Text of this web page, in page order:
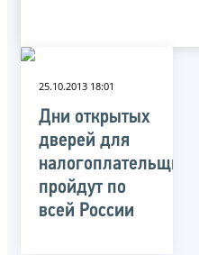
25.10.2013 18:01
Дни открытых
дверей для
налогоплательщиков
пройдут по
всей России